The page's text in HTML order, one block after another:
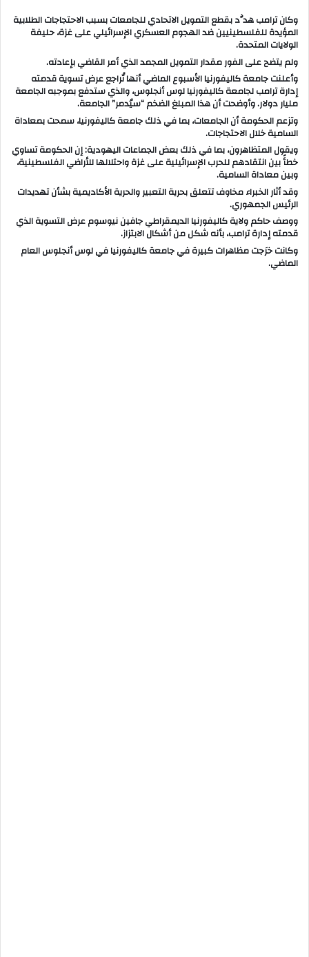
وكان ترامب هدَّد بقطع التمويل الاتحادي للجامعات بسبب الاحتجاجات الطلابية
المؤيدة للفلسطينيين ضد الهجوم العسكري الإسرائيلي على غزة، حليفة
الولايات المتحدة.
ولم يتضح على الفور مقدار التمويل المجمد الذي أمر القاضي بإعادته.
وأعلنت جامعة كاليفورنيا الأسبوع الماضي أنها تُراجع عرض تسوية قدمته
إدارة ترامب لجامعة كاليفورنيا لوس أنجلوس، والذي ستدفع بموجبه الجامعة
مليار دولار. وأوضحت أن هذا المبلغ الضخم “سيُدمر” الجامعة.
وتزعم الحكومة أن الجامعات، بما في ذلك جامعة كاليفورنيا، سمحت بمعاداة
السامية خلال الاحتجاجات.
ويقول المتظاهرون، بما في ذلك بعض الجماعات اليهودية: إن الحكومة تساوي
خطأً بين انتقادهم للحرب الإسرائيلية على غزة واحتلالها للأراضي الفلسطينية،
وبين معاداة السامية.
وقد أثار الخبراء مخاوف تتعلق بحرية التعبير والحرية الأكاديمية بشأن تهديدات
الرئيس الجمهوري.
ووصف حاكم ولاية كاليفورنيا الديمقراطي جافين نيوسوم عرض التسوية الذي
قدمته إدارة ترامب، بأنه شكل من أشكال الابتزاز.
وكانت خرَجت مظاهرات كبيرة في جامعة كاليفورنيا في لوس أنجلوس العام
الماضي.